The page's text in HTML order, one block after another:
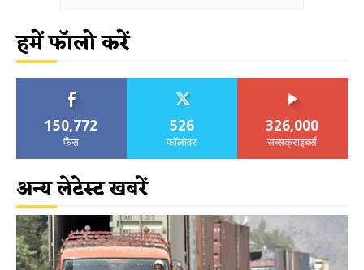
हमें फॉलो करें
150,772
फैंस
526
फॉलोवर
326,000
सब्सक्राइबर्स
अन्य लेटेस्ट खबरें